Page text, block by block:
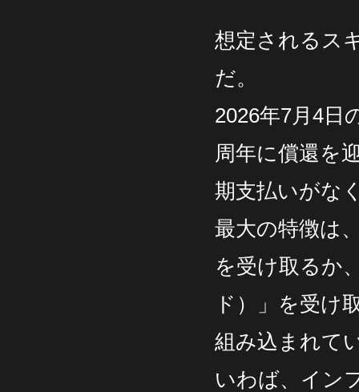
想定されるス
だ。
2026年7月4日
周年に償還を
期支払いがな
最大の特徴は
を受け取るか
ド）」を受け
組み込まれて
いわば、イン